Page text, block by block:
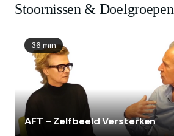
Stoornissen & Doelgroepen
36 min
AFT - Zelfbeeld Versterken